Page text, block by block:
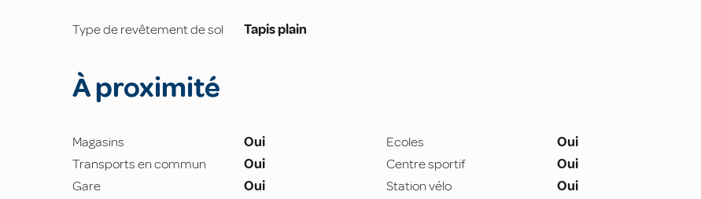
Type de revêtement de sol Tapis plain
À proximité
Magasins Oui Ecoles
Oui
Transports en commun
Oui Centre sportif
Oui
Gare
Oui Station vélo
Oui